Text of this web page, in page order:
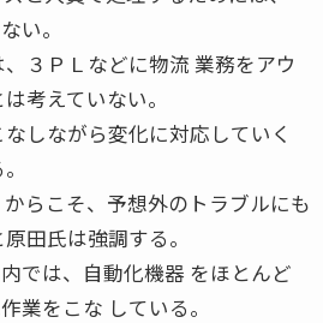
い。
３ＰＬなどに物流 業務をアウ
考えていない。
なしながら変化に対応していく
らこそ、予想外のトラブルにも
田氏は強調する。
では、自動化機器 をほとんど
業をこな している。